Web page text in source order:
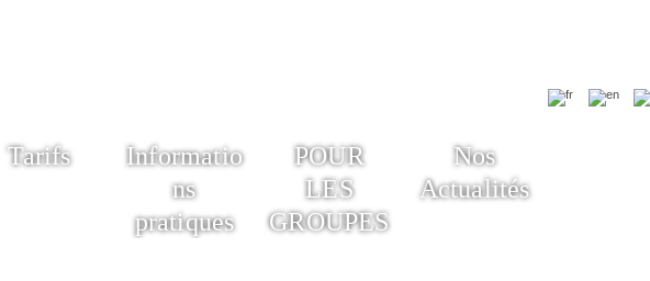
Tarifs
Informatio
ns
pratiques
POUR
LES
GROUPES
Nos
Actualités